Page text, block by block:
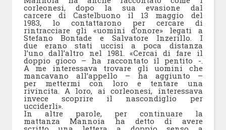
corleonesi, dopo la sua evasione dal
carcere di Castelbuono il 13 maggio del
1983, lo contattarono per cercare di
rintracciare gli «uomini d’onore» legati a
Stefano Bontade e Salvatore Inzerillo. I
due erano stati uccisi a poca distanza
l’uno dall’altro nel 1981. «Cercai di fare il
doppio gioco – ha raccontato il pentito -.
A me interessava trovare gli uomini che
mancavano all’appello – ha aggiunto –
per mettermi con loro e tentare una
rivincita. A loro, ai corleonesi, interessava
invece scoprire il nascondiglio per
ucciderli».
In altre parole, per continuare la
mattanza Mannoia ha detto di avere